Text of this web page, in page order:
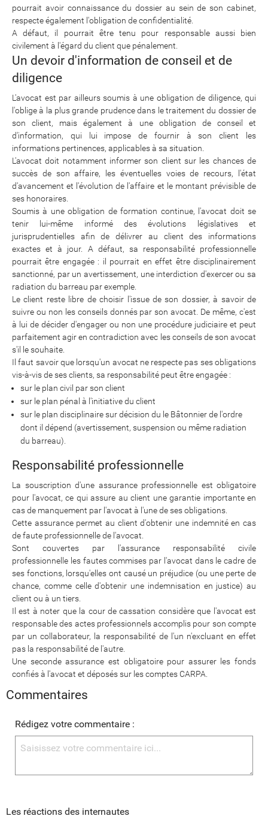
pourrait avoir connaissance du dossier au sein de son cabinet,
respecte également l'obligation de confidentialité.
A défaut, il pourrait être tenu pour responsable aussi bien
civilement à l'égard du client que pénalement.
Un devoir d'information de conseil et de
diligence
L'avocat est par ailleurs soumis à une obligation de diligence, qui
l'oblige à la plus grande prudence dans le traitement du dossier de
son client, mais également à une obligation de conseil et
d'information, qui lui impose de fournir à son client les
informations pertinences, applicables à sa situation.
L'avocat doit notamment informer son client sur les chances de
succès de son affaire, les éventuelles voies de recours, l'état
d'avancement et l'évolution de l'affaire et le montant prévisible de
ses honoraires.
Soumis à une obligation de formation continue, l'avocat doit se
tenir lui-même informé des évolutions législatives et
jurisprudentielles afin de délivrer au client des informations
exactes et à jour. A défaut, sa responsabilité professionnelle
pourrait être engagée : il pourrait en effet être disciplinairement
sanctionné, par un avertissement, une interdiction d'exercer ou sa
radiation du barreau par exemple.
Le client reste libre de choisir l'issue de son dossier, à savoir de
suivre ou non les conseils donnés par son avocat. De même, c'est
à lui de décider d'engager ou non une procédure judiciaire et peut
parfaitement agir en contradiction avec les conseils de son avocat
s'il le souhaite.
Il faut savoir que lorsqu'un avocat ne respecte pas ses obligations
vis-à-vis de ses clients, sa responsabilité peut être engagée :
sur le plan civil par son client
sur le plan pénal à l'initiative du client
sur le plan disciplinaire sur décision du le Bâtonnier de l'ordre
dont il dépend (avertissement, suspension ou même radiation
du barreau).
Responsabilité professionnelle
La souscription d'une assurance professionnelle est obligatoire
pour l'avocat, ce qui assure au client une garantie importante en
cas de manquement par l'avocat à l'une de ses obligations.
Cette assurance permet au client d'obtenir une indemnité en cas
de faute professionnelle de l'avocat.
Sont couvertes par l'assurance responsabilité civile
professionnelle les fautes commises par l'avocat dans le cadre de
ses fonctions, lorsqu'elles ont causé un préjudice (ou une perte de
chance, comme celle d'obtenir une indemnisation en justice) au
client ou à un tiers.
Il est à noter que la cour de cassation considère que l'avocat est
responsable des actes professionnels accomplis pour son compte
par un collaborateur, la responsabilité de l'un n'excluant en effet
pas la responsabilité de l'autre.
Une seconde assurance est obligatoire pour assurer les fonds
confiés à l'avocat et déposés sur les comptes CARPA.
Commentaires
Rédigez votre commentaire :
Les réactions des internautes